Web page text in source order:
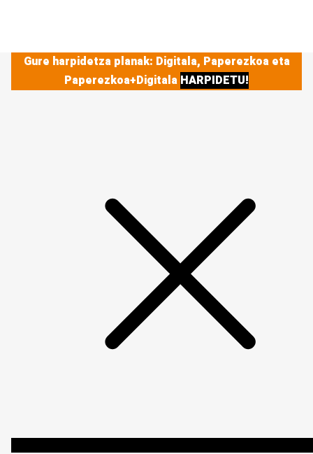
Gure harpidetza planak: Digitala, Paperezkoa eta
Paperezkoa+Digitala HARPIDETU!